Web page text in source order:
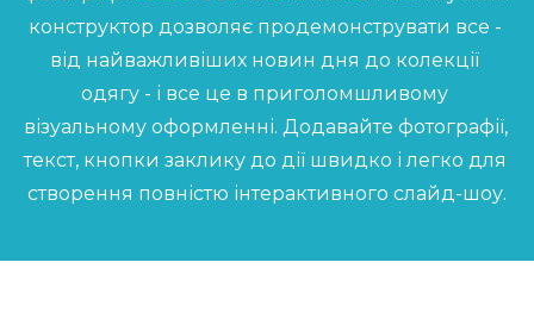
конструктор дозволяє продемонструвати все -
від найважливіших новин дня до колекції
одягу - і все це в приголомшливому
візуальному оформленні. Додавайте фотографії,
текст, кнопки заклику до дії швидко і легко для
створення повністю інтерактивного слайд-шоу.